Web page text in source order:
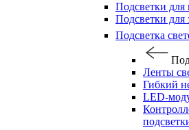
Подсветки для
Подсветки для
Подсветка
Ленты
Гибкий
LED-